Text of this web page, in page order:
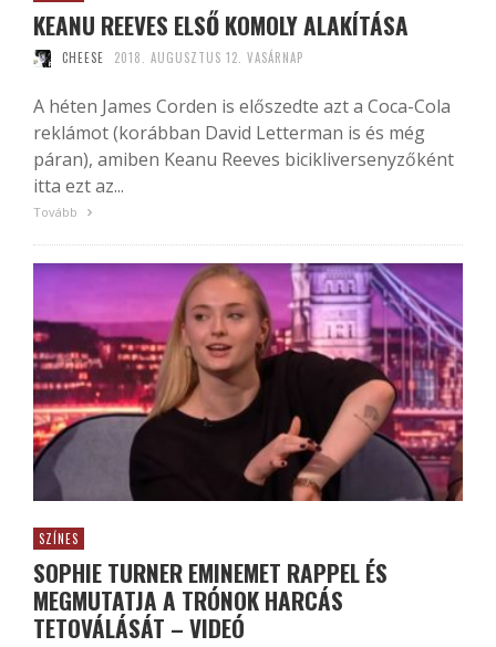
KEANU REEVES ELSŐ KOMOLY ALAKÍTÁSA
CHEESE 2018. AUGUSZTUS 12. VASÁRNAP
A héten James Corden is előszedte azt a Coca-Cola
reklámot (korábban David Letterman is és még
páran), amiben Keanu Reeves bicikliversenyzőként
itta ezt az...
Tovább
SZÍNES
SOPHIE TURNER EMINEMET RAPPEL ÉS
MEGMUTATJA A TRÓNOK HARCÁS
TETOVÁLÁSÁT – VIDEÓ